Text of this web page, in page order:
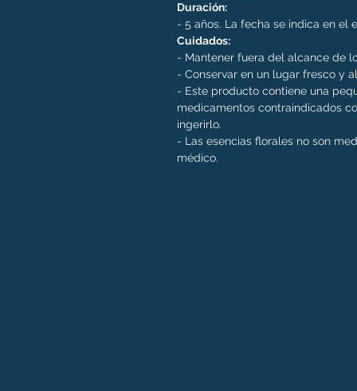
Duración:
- 5 años. La fecha se indica en el
Cuidados:
- Mantener fuera del alcance de
- Conservar en un lugar fresco y
- Este producto contiene una
medicamentos contraindicados
ingerirlo.
- Las esencias florales no son
médico.